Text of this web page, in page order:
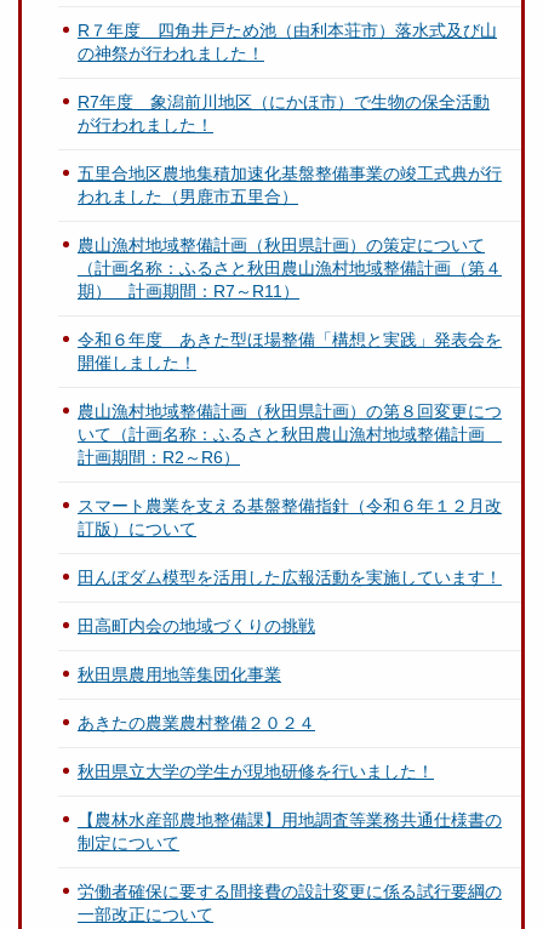
R７年度 四角井戸ため池（由利本荘市）落水式及び山
の神祭が行われました！
R7年度 象潟前川地区（にかほ市）で生物の保全活動
が行われました！
五里合地区農地集積加速化基盤整備事業の竣工式典が行
われました（男鹿市五里合）
農山漁村地域整備計画（秋田県計画）の策定について
（計画名称：ふるさと秋田農山漁村地域整備計画（第４
期） 計画期間：R7～R11）
令和６年度 あきた型ほ場整備「構想と実践」発表会を
開催しました！
農山漁村地域整備計画（秋田県計画）の第８回変更につ
いて（計画名称：ふるさと秋田農山漁村地域整備計画
計画期間：R2～R6）
スマート農業を支える基盤整備指針（令和６年１２月改
訂版）について
田んぼダム模型を活用した広報活動を実施しています！
田高町内会の地域づくりの挑戦
秋田県農用地等集団化事業
あきたの農業農村整備２０２４
秋田県立大学の学生が現地研修を行いました！
【農林水産部農地整備課】用地調査等業務共通仕様書の
制定について
労働者確保に要する間接費の設計変更に係る試行要綱の
一部改正について